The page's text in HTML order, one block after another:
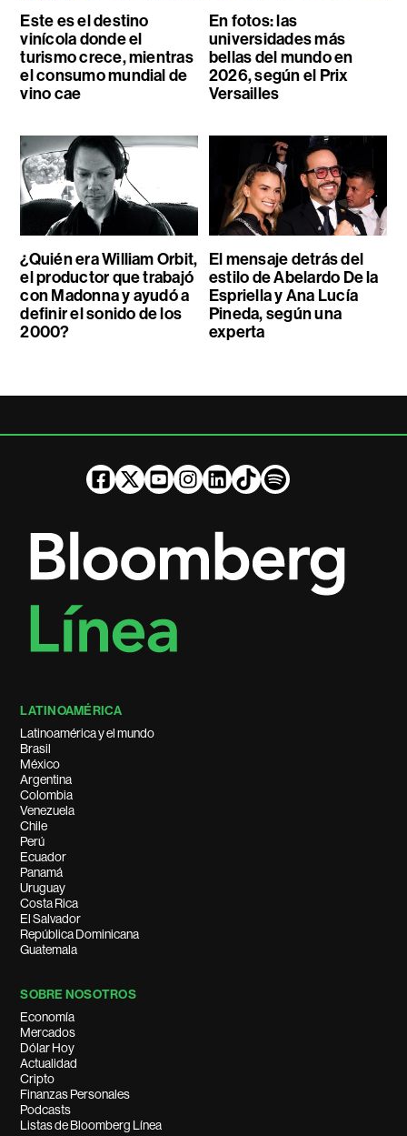
Este es el destino
vinícola donde el
turismo crece, mientras
el consumo mundial de
vino cae
En fotos: las
universidades más
bellas del mundo en
2026, según el Prix
Versailles
¿Quién era William Orbit,
el productor que trabajó
con Madonna y ayudó a
definir el sonido de los
2000?
El mensaje detrás del
estilo de Abelardo De la
Espriella y Ana Lucía
Pineda, según una
experta
LATINOAMÉRICA
Latinoamérica y el mundo
Brasil
México
Argentina
Colombia
Venezuela
Chile
Perú
Ecuador
Panamá
Uruguay
Costa Rica
El Salvador
República Dominicana
Guatemala
SOBRE NOSOTROS
Economía
Mercados
Dólar Hoy
Actualidad
Cripto
Finanzas Personales
Podcasts
Listas de Bloomberg Línea